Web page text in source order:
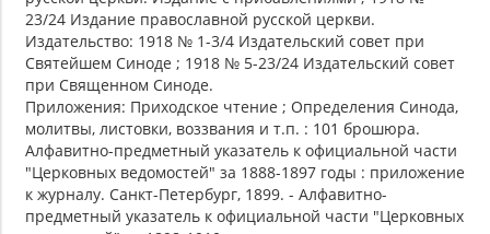
23/24 Издание православной русской церкви.
Издательство: 1918 № 1-3/4 Издательский совет при
Святейшем Синоде ; 1918 № 5-23/24 Издательский совет
при Священном Синоде.
Приложения: Приходское чтение ; Определения Синода,
молитвы, листовки, воззвания и т.п. : 101 брошюра.
Алфавитно-предметный указатель к официальной части
"Церковных ведомостей" за 1888-1897 годы : приложение
к журналу. Санкт-Петербург, 1899. - Алфавитно-
предметный указатель к официальной части "Церковных